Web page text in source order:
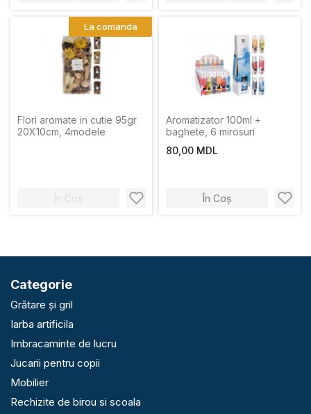
Flori aromate in cutie 95gr
20X10cm, 4modele
În Coș
La comanda
Aromatizator 100ml +
baghete, 6 mirosuri
80,00 MDL
În Coș
Categorie
Grătare și gril
Iarba artificila
Imbracaminte de lucru
Jucarii pentru copii
Mobilier
Rechizite de birou si scoala